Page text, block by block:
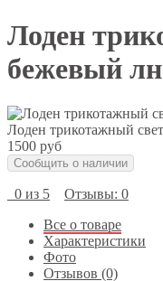
Лоден
бежевый
Лоден трикотажный
1500 руб
Сообщить о наличии
0 из 5
Отзывы: 0
Все о товаре
Характеристики
Фото
Отзывов (0)